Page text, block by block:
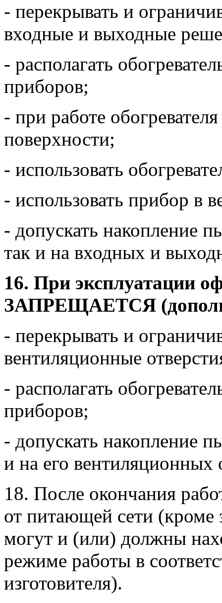
- перекрывать и
входные и выходные
- располагать
приборов;
- при работе
поверхности;
- использовать
- использовать прибор в
- допускать накопление
так и на входных и
16. При эксплуатации
ЗАПРЕЩАЕТСЯ
- перекрывать и
вентиляционные
- располагать
приборов;
- допускать накопление
и на его вентиляционных
18. После окончания
от питающей сети (кроме
могут и (или) должны
режиме работы в
изготовителя).